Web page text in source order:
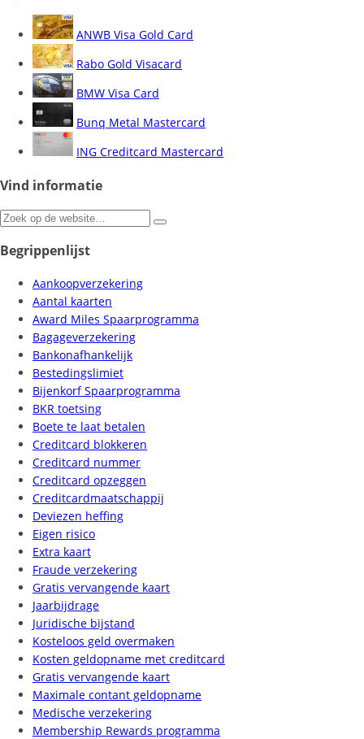
ANWB Visa Gold Card
Rabo Gold Visacard
BMW Visa Card
Bunq Metal Mastercard
ING Creditcard Mastercard
Vind informatie
Zoeken
Begrippenlijst
Aankoopverzekering
Aantal kaarten
Award Miles Spaarprogramma
Bagageverzekering
Bankonafhankelijk
Bestedingslimiet
Bijenkorf Spaarprogramma
BKR toetsing
Boete te laat betalen
Creditcard blokkeren
Creditcard nummer
Creditcard opzeggen
Creditcardmaatschappij
Deviezen heffing
Eigen risico
Extra kaart
Fraude verzekering
Gratis vervangende kaart
Jaarbijdrage
Juridische bijstand
Kosteloos geld overmaken
Kosten geldopname met creditcard
Gratis vervangende kaart
Maximale contant geldopname
Medische verzekering
Membership Rewards programma